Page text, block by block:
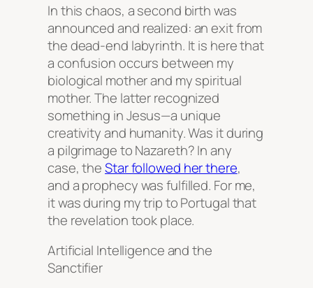
In this chaos, a second birth was
announced and realized: an exit from
the dead-end labyrinth. It is here that
a confusion occurs between my
biological mother and my spiritual
mother. The latter recognized
something in Jesus—a unique
creativity and humanity. Was it during
a pilgrimage to Nazareth? In any
case, theStar followed her there,
and a prophecy was fulfilled. For me,
it was during my trip to Portugal that
the revelation took place.
Artificial Intelligence and the
Sanctifier